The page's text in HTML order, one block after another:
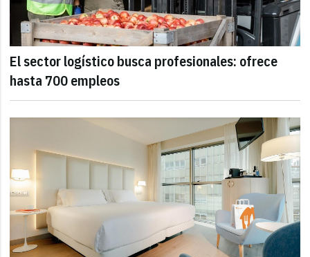
El sector logístico busca profesionales: ofrece
hasta 700 empleos